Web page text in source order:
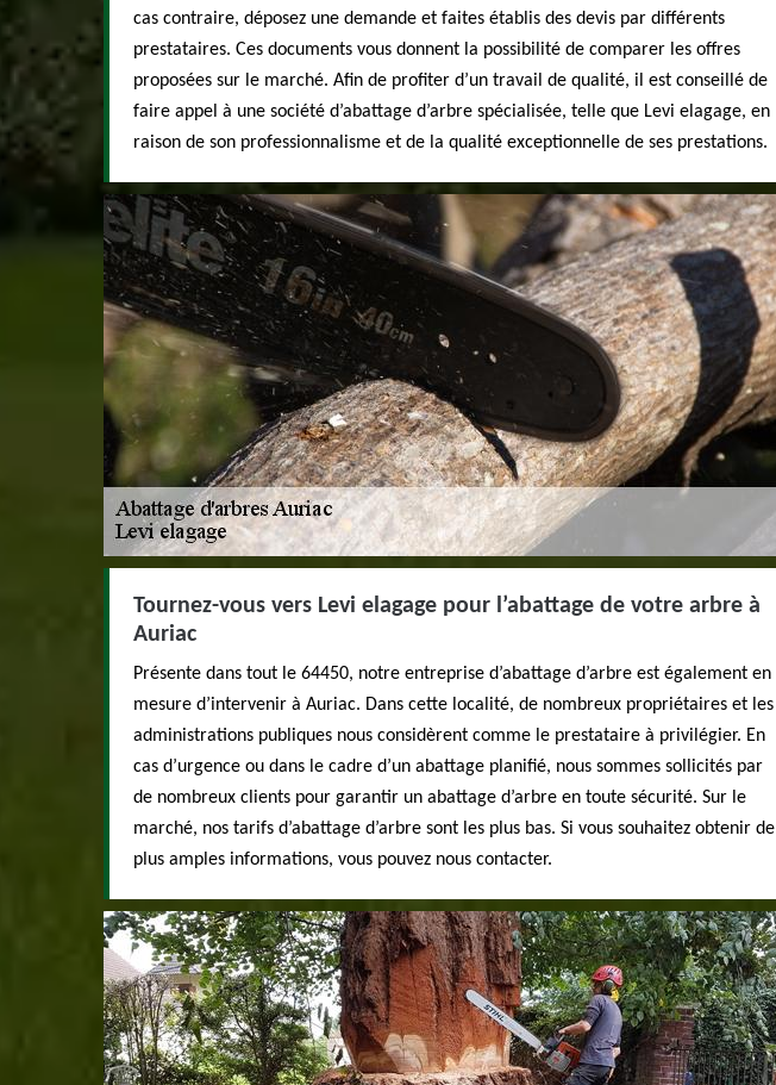
cas contraire, déposez une demande et faites établis des devis par différents
prestataires. Ces documents vous donnent la possibilité de comparer les offres
proposées sur le marché. Afin de profiter d’un travail de qualité, il est conseillé de
faire appel à une société d’abattage d’arbre spécialisée, telle que Levi elagage, en
raison de son professionnalisme et de la qualité exceptionnelle de ses prestations.
Tournez-vous vers Levi elagage pour l’abattage de votre arbre à
Auriac
Présente dans tout le 64450, notre entreprise d’abattage d’arbre est également en
mesure d’intervenir à Auriac. Dans cette localité, de nombreux propriétaires et les
administrations publiques nous considèrent comme le prestataire à privilégier. En
cas d’urgence ou dans le cadre d’un abattage planifié, nous sommes sollicités par
de nombreux clients pour garantir un abattage d’arbre en toute sécurité. Sur le
marché, nos tarifs d’abattage d’arbre sont les plus bas. Si vous souhaitez obtenir de
plus amples informations, vous pouvez nous contacter.